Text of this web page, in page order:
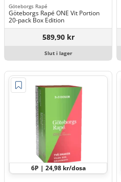
Göteborgs Rapé
Göteborgs Rapé ONE Vit Portion
20-pack Box Edition
589,90 kr
Slut i lager
6P | 24,98 kr/dosa